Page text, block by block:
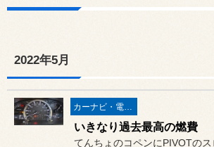
2022年5月
カーナビ・電装品
いきなり過去最高の燃費